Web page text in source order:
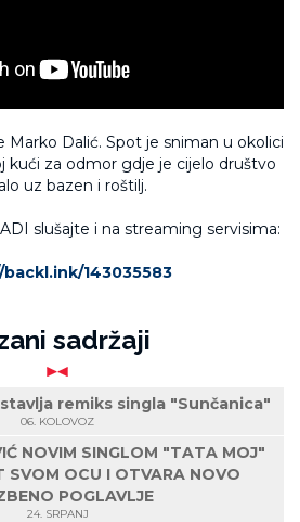
Marko Dalić. Spot je sniman u okolici
kući za odmor gdje je cijelo društvo
uz bazen i roštilj.
slušajte i na streaming servisima:
143035583
sadržaji
remiks singla "Sunčanica"
06. KOLOVOZ
NOVIM SINGLOM "TATA MOJ"
SVOM OCU I OTVARA NOVO
POGLAVLJE
24. SRPANJ